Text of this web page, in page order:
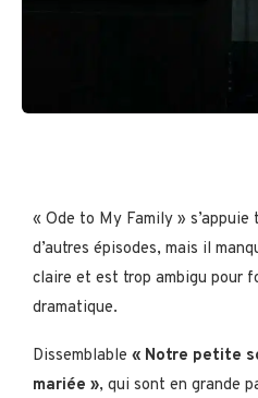
« Ode to My Family » s’appuie
d’autres épisodes, mais il
claire et est trop ambigu pour
dramatique.
Dissemblable « Notre petite
mariée », qui sont en grande